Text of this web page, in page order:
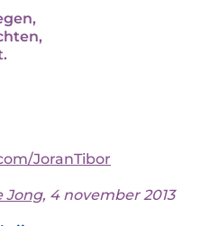
JoranTibor
Jong, 4 november 2013